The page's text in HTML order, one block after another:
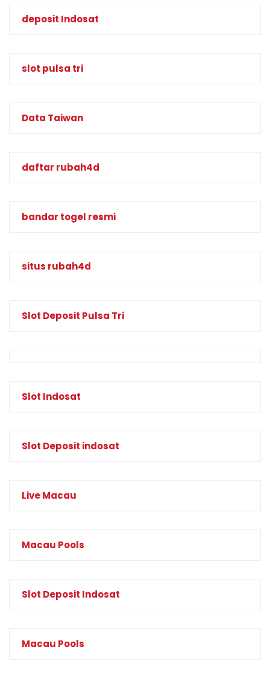
deposit Indosat
slot pulsa tri
Data Taiwan
daftar rubah4d
bandar togel resmi
situs rubah4d
Slot Deposit Pulsa Tri
Slot Indosat
Slot Deposit indosat
Live Macau
Macau Pools
Slot Deposit Indosat
Macau Pools